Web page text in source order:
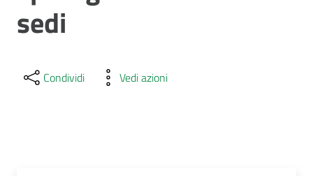
sedi
Condividi Vedi azioni